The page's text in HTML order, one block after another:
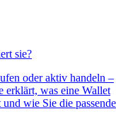
sie?
oder aktiv handeln –
erklärt, was eine Wallet
wie Sie die passende